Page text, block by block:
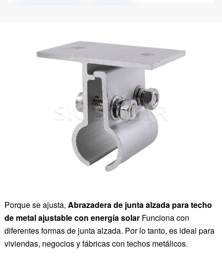
Porque se ajusta, Abrazadera de junta alzada para techo
de metal ajustable con energía solar Funciona con
diferentes formas de junta alzada. Por lo tanto, es ideal para
viviendas, negocios y fábricas con techos metálicos.